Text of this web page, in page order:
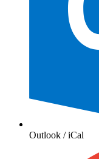
Outlook / iCal